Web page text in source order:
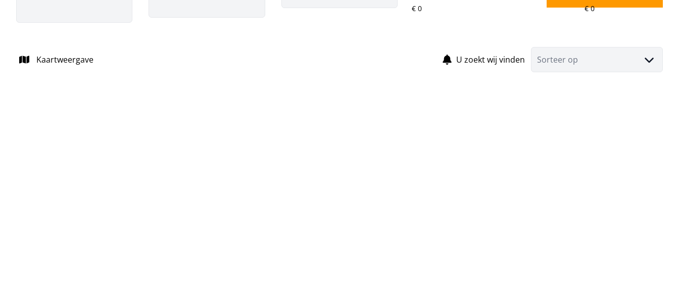
Kaartweergave U zoekt wij vinden Sorteer op